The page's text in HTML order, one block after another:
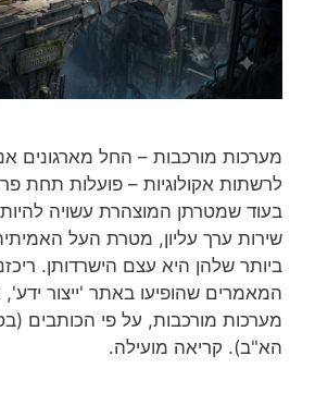
מערכות מורכבות – החל מארגונים
לרשתות אקולוגיות – פועלות תחת
בעוד שמטרתן המוצהרת עשויה להיות
שירות ערך עליון, מטרת העל
ביותר שלהן היא עצם הישרדותן.
המאמרים שהופיעו באתר 'ייצור ידע',
מערכות מורכבות, על פי הכותבים
הא"ב). קריאה מועילה.